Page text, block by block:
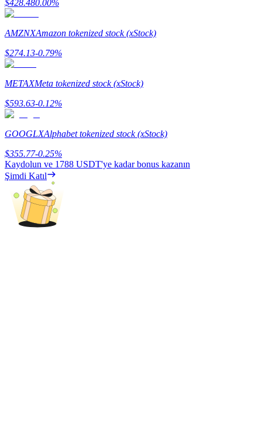
Staking
Yüksek getiri ve anında erişim
Launchpool
Popüler token'lar kazanmak için esnek staking
$428.480.00%
AMZNXAmazon tokenized stock (xStock)
$274.13-0.79%
METAXMeta tokenized stock (xStock)
$593.63-0.12%
GOOGLXAlphabet tokenized stock (xStock)
$355.77-0.25%
Kaydolun ve 1788 USDT'ye kadar bonus kazanın
Şimdi Katıl